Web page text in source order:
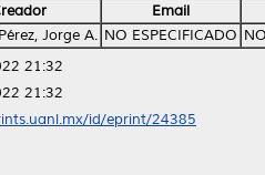
Email
Jorge A. NO ESPECIFICADO
21:32
21:32
id/eprint/24385